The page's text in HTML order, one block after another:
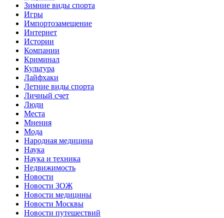
Зимние виды спорта
Игры
Импортозамещение
Интернет
Истории
Компании
Криминал
Культура
Лайфхаки
Летние виды спорта
Личный счет
Люди
Места
Мнения
Мода
Народная медицина
Наука
Наука и техника
Недвижимость
Новости
Новости ЗОЖ
Новости медицины
Новости Москвы
Новости путешествий